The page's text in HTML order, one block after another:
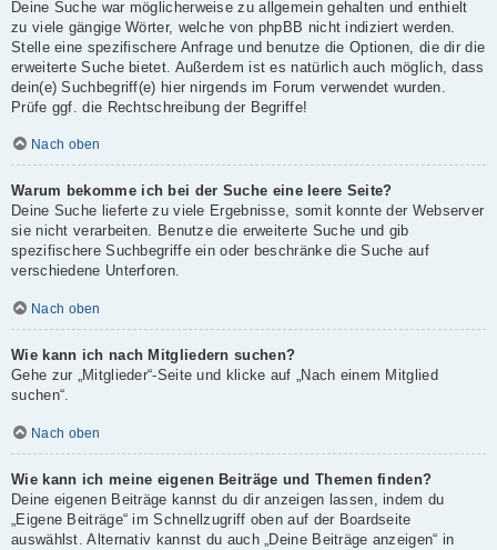
Deine Suche war möglicherweise zu allgemein gehalten und enthielt
zu viele gängige Wörter, welche von phpBB nicht indiziert werden.
Stelle eine spezifischere Anfrage und benutze die Optionen, die dir die
erweiterte Suche bietet. Außerdem ist es natürlich auch möglich, dass
dein(e) Suchbegriff(e) hier nirgends im Forum verwendet wurden.
Prüfe ggf. die Rechtschreibung der Begriffe!
Nach oben
Warum bekomme ich bei der Suche eine leere Seite?
Deine Suche lieferte zu viele Ergebnisse, somit konnte der Webserver
sie nicht verarbeiten. Benutze die erweiterte Suche und gib
spezifischere Suchbegriffe ein oder beschränke die Suche auf
verschiedene Unterforen.
Nach oben
Wie kann ich nach Mitgliedern suchen?
Gehe zur „Mitglieder“-Seite und klicke auf „Nach einem Mitglied
suchen“.
Nach oben
Wie kann ich meine eigenen Beiträge und Themen finden?
Deine eigenen Beiträge kannst du dir anzeigen lassen, indem du
„Eigene Beiträge“ im Schnellzugriff oben auf der Boardseite
auswählst. Alternativ kannst du auch „Deine Beiträge anzeigen“ in